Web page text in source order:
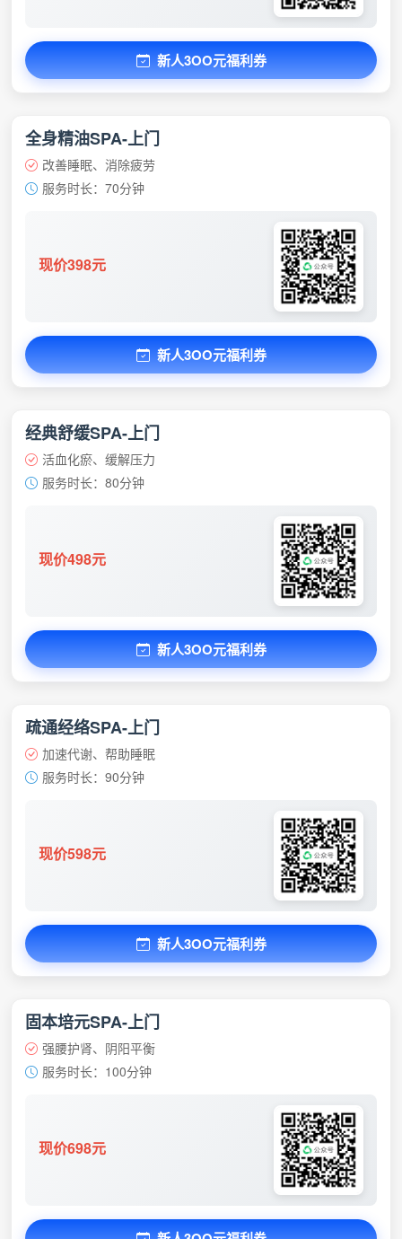
新人3OO元福利券
全身精油SPA-上门
改善睡眠、消除疲劳
服务时长：70分钟
现价398元
新人3OO元福利券
经典舒缓SPA-上门
活血化瘀、缓解压力
服务时长：80分钟
现价498元
新人3OO元福利券
疏通经络SPA-上门
加速代谢、帮助睡眠
服务时长：90分钟
现价598元
新人3OO元福利券
固本培元SPA-上门
强腰护肾、阴阳平衡
服务时长：100分钟
现价698元